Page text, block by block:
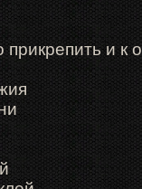
прикрепить и